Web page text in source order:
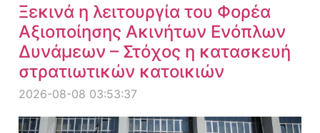
Ξεκινά η λειτουργία του Φορέα
Αξιοποίησης Ακινήτων Ενόπλων
Δυνάμεων – Στόχος η κατασκευή
στρατιωτικών κατοικιών
2026-08-08 03:53:37